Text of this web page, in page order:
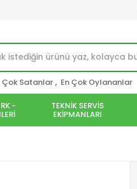
Çok Satanlar , En Çok Oylananlar
- TEKNİK SERVİS
EKİPMANLARI